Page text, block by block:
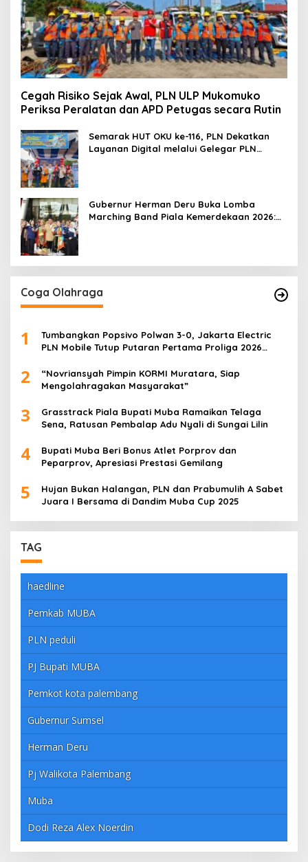
Cegah Risiko Sejak Awal, PLN ULP Mukomuko
Periksa Peralatan dan APD Petugas secara Rutin
Semarak HUT OKU ke-116, PLN Dekatkan
Layanan Digital melalui Gelegar PLN
Gubernur Herman Deru Buka Lomba
Marching Band Piala Kemerdekaan 2026:
Coga Olahraga
1
Tumbangkan Popsivo Polwan 3-0, Jakarta Electric
PLN Mobile Tutup Putaran Pertama Proliga 2026
2
“Novriansyah Pimpin KORMI Muratara, Siap
Mengolahragakan Masyarakat”
3
Grasstrack Piala Bupati Muba Ramaikan Telaga
Sena, Ratusan Pembalap Adu Nyali di Sungai Lilin
4
Bupati Muba Beri Bonus Atlet Porprov dan
Peparprov, Apresiasi Prestasi Gemilang
5
Hujan Bukan Halangan, PLN dan Prabumulih A Sabet
Juara I Bersama di Dandim Muba Cup 2025
TAG
haedline
Pemkab MUBA
PLN peduli
PJ Bupati MUBA
Pemkot kota palembang
Gubernur Sumsel
Herman Deru
Pj Walikota Palembang
Muba
Dodi Reza Alex Noerdin